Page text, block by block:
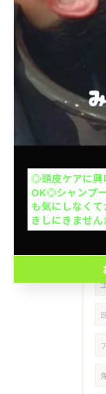
◎頭皮ケアに興
OK◎シャンプ
も気にしなく
きしにきません
大人1人＋お子
の1人で座れ
応援◎座れな
場合お断り。